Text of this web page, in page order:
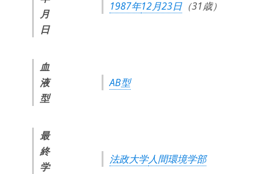
月
日
1987年12月23日 （31歳）
血
液
型
AB型
最
終
学
法政大学人間環境学部